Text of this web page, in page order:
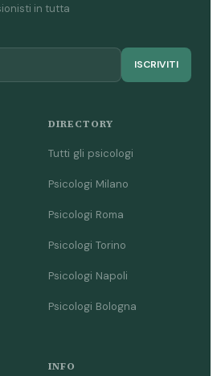
in tutta
ISCRIVITI
DIRECTORY
Tutti gli psicologi
Psicologi Milano
Psicologi Roma
Psicologi Torino
Psicologi Napoli
Psicologi Bologna
INFO